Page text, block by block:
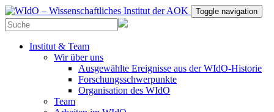
Toggle navigation
Institut & Team
Wir über uns
Ausgewählte Ereignisse aus der WIdO-Historie
Forschungsschwerpunkte
Organisation des WIdO
Team